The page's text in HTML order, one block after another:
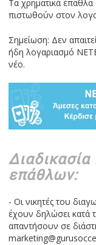
Τα χρηματικά
πιστωθούν στον
Σημείωση: Δεν
ήδη λογαριασμό
νέο.
επάθλων:
- Οι νικητές του
έχουν δηλώσει κατά
απαντήσουν σε